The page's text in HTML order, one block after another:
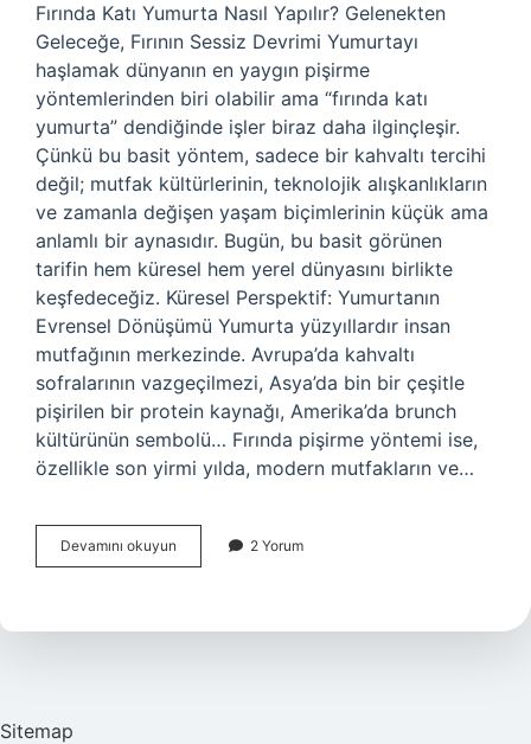
Fırında Katı Yumurta Nasıl Yapılır? Gelenekten
Geleceğe, Fırının Sessiz Devrimi Yumurtayı
haşlamak dünyanın en yaygın pişirme
yöntemlerinden biri olabilir ama “fırında katı
yumurta” dendiğinde işler biraz daha ilginçleşir.
Çünkü bu basit yöntem, sadece bir kahvaltı tercihi
değil; mutfak kültürlerinin, teknolojik alışkanlıkların
ve zamanla değişen yaşam biçimlerinin küçük ama
anlamlı bir aynasıdır. Bugün, bu basit görünen
tarifin hem küresel hem yerel dünyasını birlikte
keşfedeceğiz. Küresel Perspektif: Yumurtanın
Evrensel Dönüşümü Yumurta yüzyıllardır insan
mutfağının merkezinde. Avrupa’da kahvaltı
sofralarının vazgeçilmezi, Asya’da bin bir çeşitle
pişirilen bir protein kaynağı, Amerika’da brunch
kültürünün sembolü… Fırında pişirme yöntemi ise,
özellikle son yirmi yılda, modern mutfakların ve…
Devamını okuyun
katı
yapılır
2 Yorum
Sitemap